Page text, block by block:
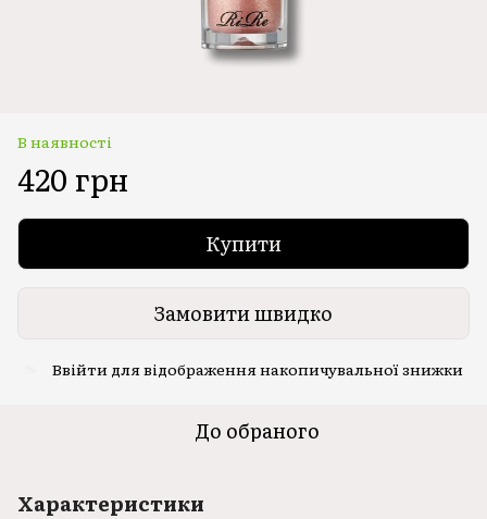
В наявності
420 грн
Купити
Замовити швидко
Ввійти для відображення накопичувальної знижки
До обраного
Характеристики